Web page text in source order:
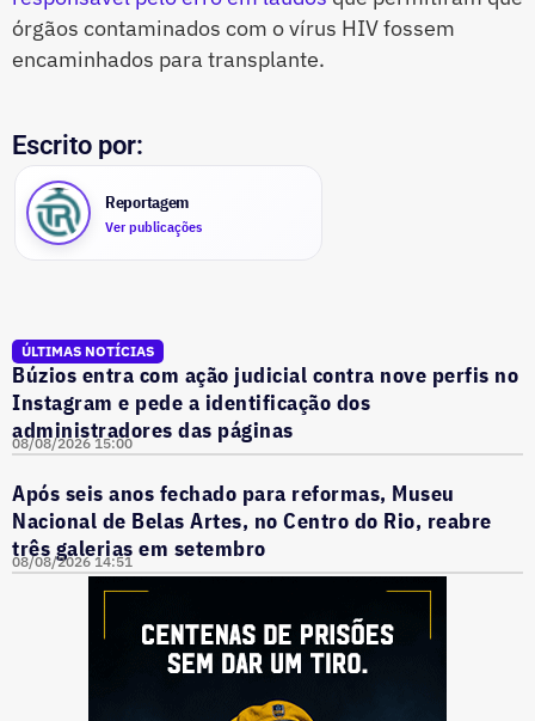
órgãos contaminados com o vírus HIV fossem
encaminhados para transplante.
Escrito por:
Reportagem
Ver publicações
ÚLTIMAS NOTÍCIAS
Búzios entra com ação judicial contra nove perfis no
Instagram e pede a identificação dos
administradores das páginas
08/08/2026 15:00
Após seis anos fechado para reformas, Museu
Nacional de Belas Artes, no Centro do Rio, reabre
três galerias em setembro
08/08/2026 14:51